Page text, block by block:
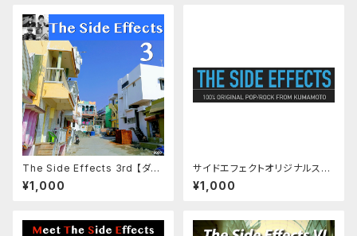
The Side Effects 3rd 【ダウ
ンロード版】
¥1,000
サイドエフェクトオリジナルステ
ッカー
¥1,000